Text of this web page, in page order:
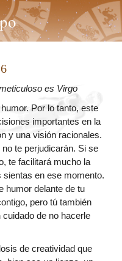
es Virgo
Por lo tanto, este
importantes en la
y una visión racionales.
te perjudicarán. Si se
te facilitará mucho la
en ese momento.
humor delante de tu
pero tú también
de no hacerle
de creatividad que